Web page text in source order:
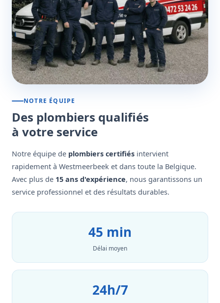
NOTRE ÉQUIPE
Des plombiers qualifiés
à votre service
Notre équipe de plombiers certifiés intervient
rapidement à Westmeerbeek et dans toute la Belgique.
Avec plus de 15 ans d'expérience, nous garantissons un
service professionnel et des résultats durables.
45 min
Délai moyen
24h/7